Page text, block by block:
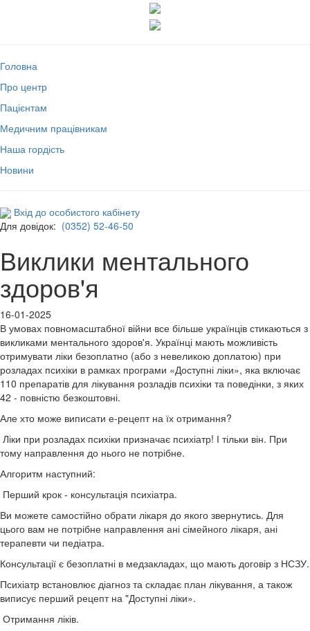
Головна
Про центр
Пацієнтам
Медичним працівникам
Наша гордість
Новини
Вхід до особистого кабінету
Для довідок: (0352) 52-46-50
Виклики ментального
здоров'я
16-01-2025
В умовах повномасштабної війни все більше українців стикаються з
викликами ментального здоров'я. Українці мають можливість
отримувати ліки безоплатно (або з невеликою доплатою) при
розладах психіки в рамках програми «Доступні ліки», яка включає
110 препаратів для лікування розладів психіки та поведінки, з яких
42 - повністю безкоштовні.
Але хто може виписати е-рецепт на їх отримання?
Ліки при розладах психіки призначає психіатр! І тільки він. При
тому направлення до нього не потрібне.
Алгоритм наступний:
Перший крок - консультація психіатра.
Ви можете самостійно обрати лікаря до якого звернутись. Для
цього вам не потрібне направлення ані сімейного лікаря, ані
терапевти чи педіатра.
Консультації є безоплатні в медзакладах, що мають договір з НСЗУ.
Психіатр встановлює діагноз та складає план лікування, а також
виписує перший рецепт на "Доступні ліки».
Отримання ліків.